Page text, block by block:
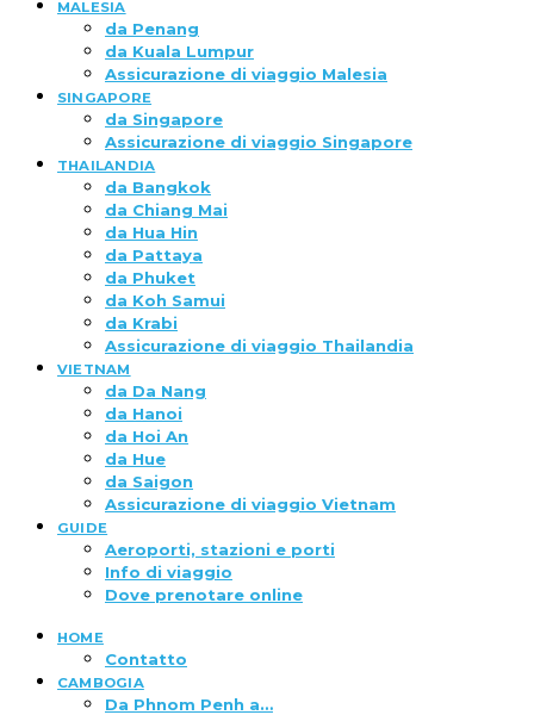
MALESIA
da Penang
da Kuala Lumpur
Assicurazione di viaggio Malesia
SINGAPORE
da Singapore
Assicurazione di viaggio Singapore
THAILANDIA
da Bangkok
da Chiang Mai
da Hua Hin
da Pattaya
da Phuket
da Koh Samui
da Krabi
Assicurazione di viaggio Thailandia
VIETNAM
da Da Nang
da Hanoi
da Hoi An
da Hue
da Saigon
Assicurazione di viaggio Vietnam
GUIDE
Aeroporti, stazioni e porti
Info di viaggio
Dove prenotare online
HOME
Contatto
CAMBOGIA
Da Phnom Penh a…